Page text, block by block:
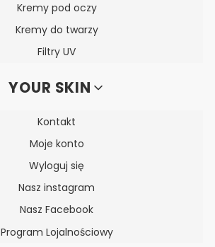
Kremy pod oczy
Kremy do twarzy
Filtry UV
YOUR SKIN
Kontakt
Moje konto
Wyloguj się
Nasz instagram
Nasz Facebook
Program Lojalnościowy